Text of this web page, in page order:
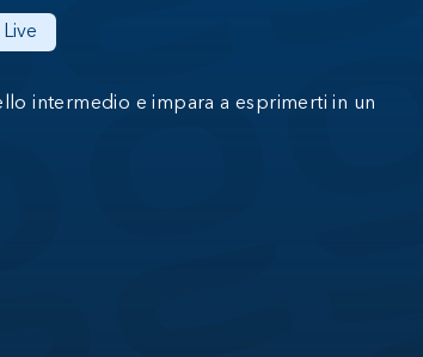
Live
intermedio e impara a esprimerti in un